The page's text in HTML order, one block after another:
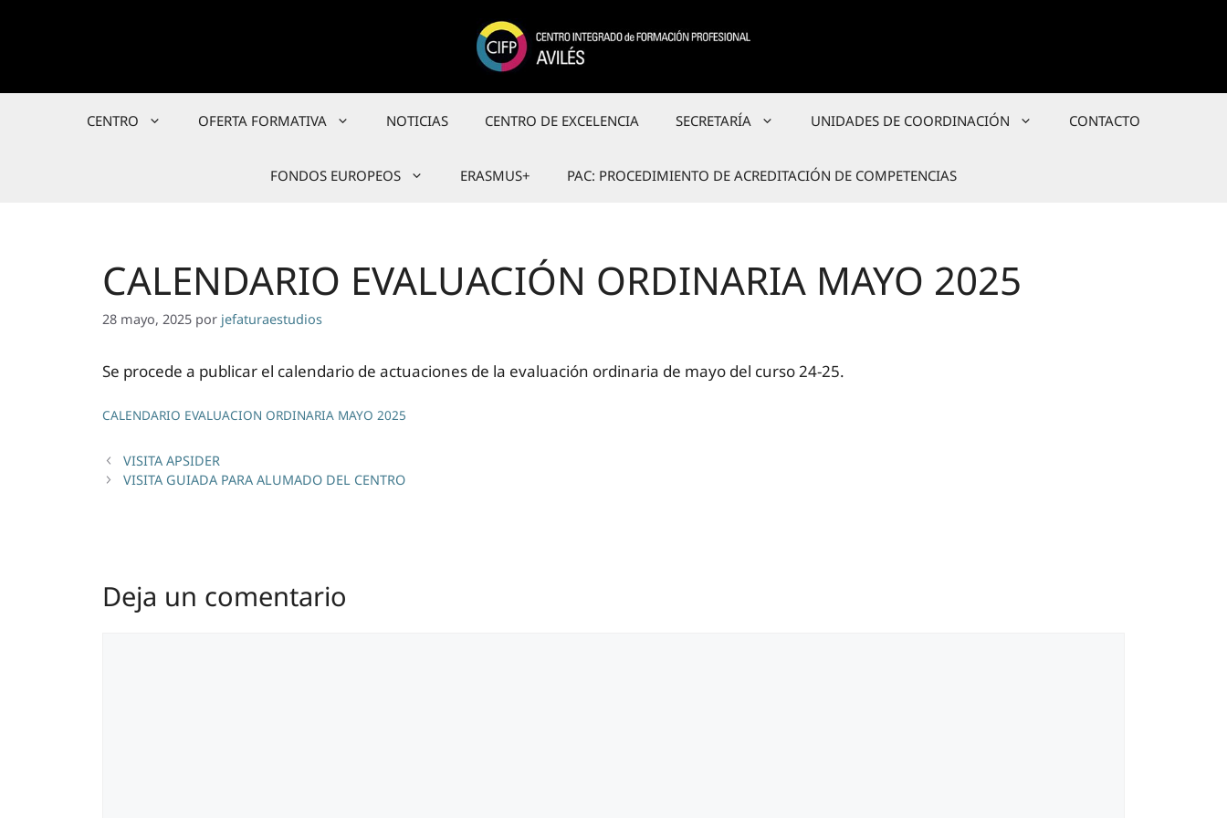
CENTRO OFERTA FORMATIVA NOTICIAS CENTRO DE EXCELENCIA SECRETARÍA UNIDADES DE COORDINACIÓN CONTACTO
FONDOS EUROPEOS ERASMUS+ PAC: PROCEDIMIENTO DE ACREDITACIÓN DE COMPETENCIAS
CALENDARIO EVALUACIÓN ORDINARIA MAYO 2025
28 mayo, 2025 por jefaturaestudios
Se procede a publicar el calendario de actuaciones de la evaluación ordinaria de mayo del curso 24-25.
CALENDARIO EVALUACION ORDINARIA MAYO 2025
VISITA APSIDER
VISITA GUIADA PARA ALUMADO DEL CENTRO
Deja un comentario